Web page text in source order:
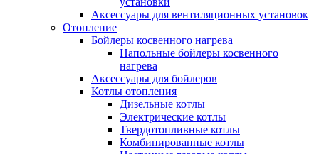
Аксессуары для вентиляционных установок
Отопление
Бойлеры косвенного нагрева
Напольные бойлеры косвенного
нагрева
Аксессуары для бойлеров
Котлы отопления
Дизельные котлы
Электрические котлы
Твердотопливные котлы
Комбинированные котлы